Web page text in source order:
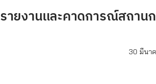
รายงานและคาดการณ์สถาน
30 มีนา